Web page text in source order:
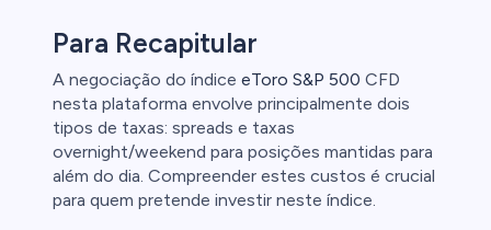
Para Recapitular
A negociação do índice eToro S&P 500 CFD
nesta plataforma envolve principalmente dois
tipos de taxas: spreads e taxas
overnight/weekend para posições mantidas para
além do dia. Compreender estes custos é crucial
para quem pretende investir neste índice.